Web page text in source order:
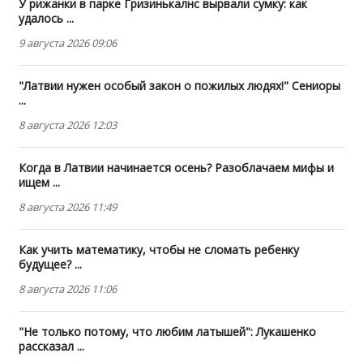
У рижанки в парке Гризинькалнс вырвали сумку: как
удалось ...
9 августа 2026 09:06
"Латвии нужен особый закон о пожилых людях!" Сениоры
...
8 августа 2026 12:03
Когда в Латвии начинается осень? Разоблачаем мифы и
ищем ...
8 августа 2026 11:49
Как учить математику, чтобы не сломать ребенку
будущее? ...
8 августа 2026 11:06
"Не только потому, что любим латышей": Лукашенко
рассказал ...